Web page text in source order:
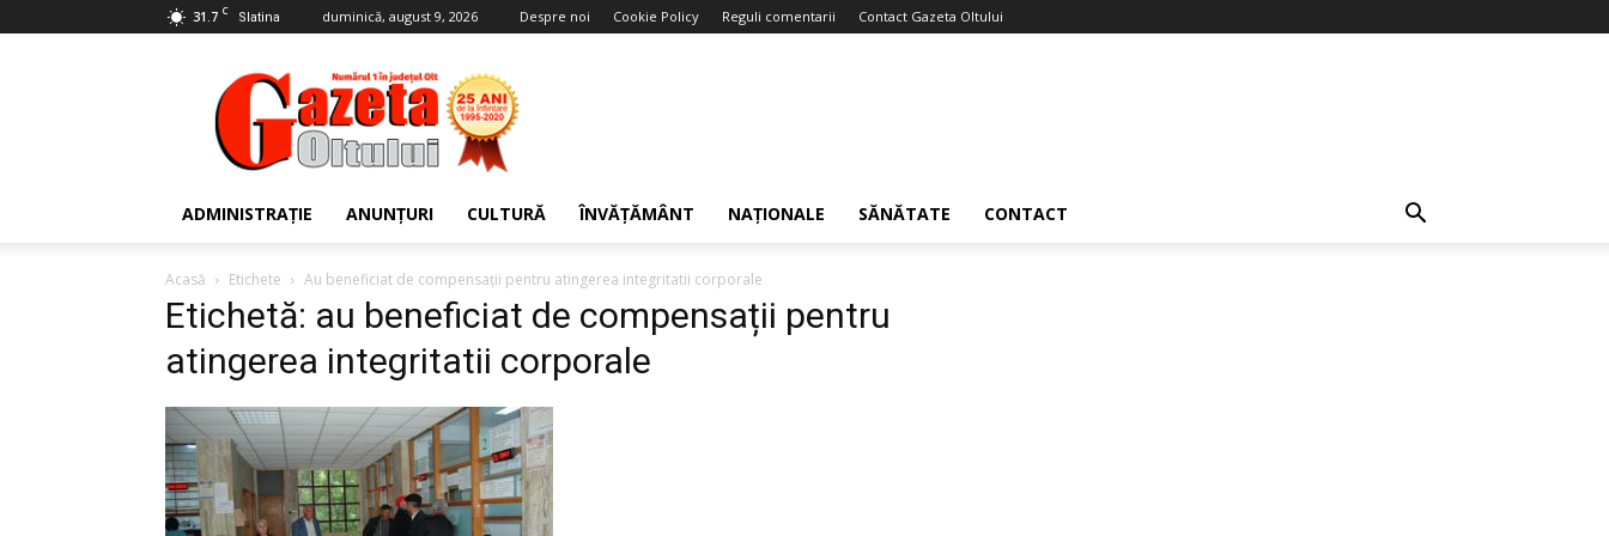
31.7 C Slatina duminică, august 9, 2026 Despre noi Cookie Policy Reguli comentarii Contact Gazeta Oltului
Gazeta
Oltului
ADMINISTRAȚIE ANUNȚURI CULTURĂ ÎNVĂȚĂMÂNT NAȚIONALE SĂNĂTATE CONTACT
Acasă Etichete Au beneficiat de compensații pentru atingerea integritatii corporale
Etichetă: au beneficiat de compensații pentru
atingerea integritatii corporale